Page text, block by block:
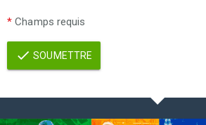
* Champs requis
SOUMETTRE